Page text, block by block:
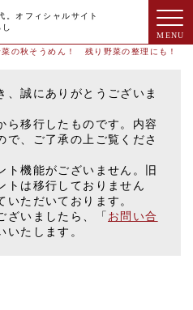
。オフィシャルサイト
菜の秋そうめん！ 残り野菜の整理にも！
、誠にありがとうございま
ら移行したものです。内容
で、ご了承の上ご覧くださ
ト機能がございません。旧
トは移行しておりません
ただいております。
ざいましたら、「 お問い合
いたします。